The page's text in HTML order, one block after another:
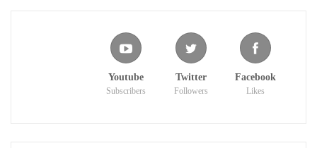
Facebook
Likes
Twitter
Followers
Youtube
Subscribers